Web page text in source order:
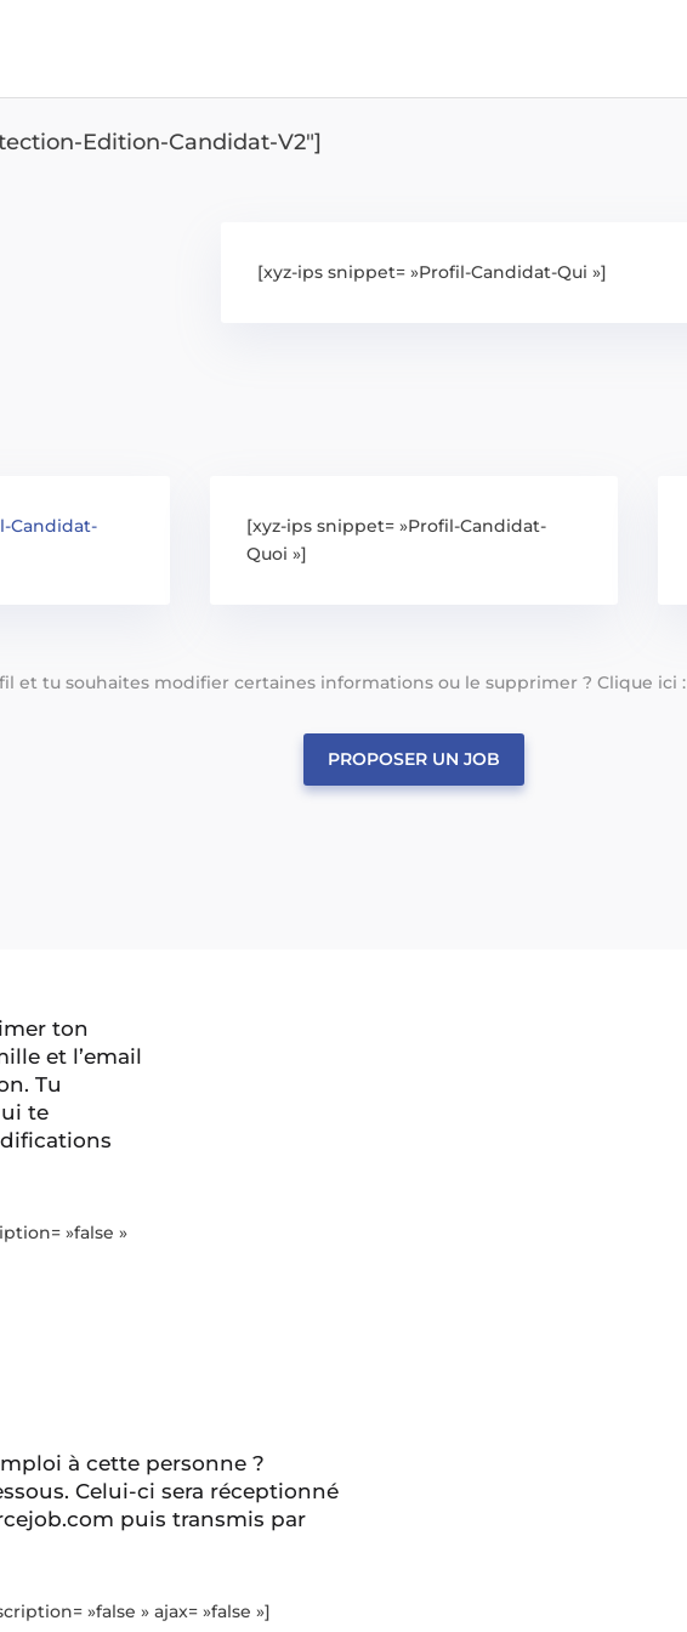
Edition-Candidat-V2″]
[xyz-ips snippet= »Profil-Candidat-Qui »]
Candidat-
[xyz-ips snippet= »Profil-Candidat-
Quoi »]
et tu souhaites modifier certaines informations ou le supprimer ? Clique ici :
PROPOSER UN JOB
ton
et l’email
Tu
te
»false »
à cette personne ?
Celui-ci sera réceptionné
puis transmis par
»false » ajax= »false »]